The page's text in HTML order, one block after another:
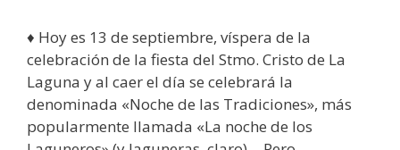
♦ Hoy es 13 de septiembre, víspera de la
celebración de la fiesta del Stmo. Cristo de La
Laguna y al caer el día se celebrará la
denominada «Noche de las Tradiciones», más
popularmente llamada «La noche de los